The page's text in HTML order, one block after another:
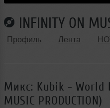
INFINITY ON
Профиль Лента
Микс: Kubik - World
MUSIC PRODUCTION)